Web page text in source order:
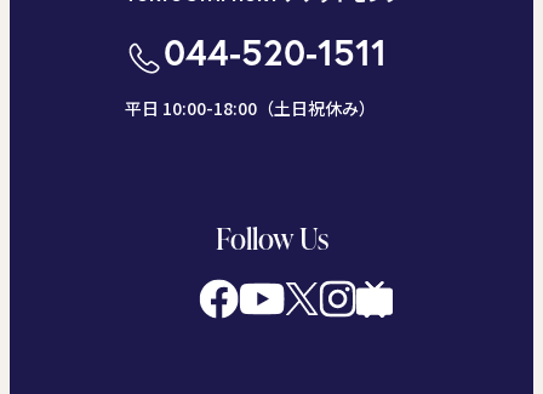
044-520-1511
平日 10:00-18:00（土日祝休み）
Follow Us